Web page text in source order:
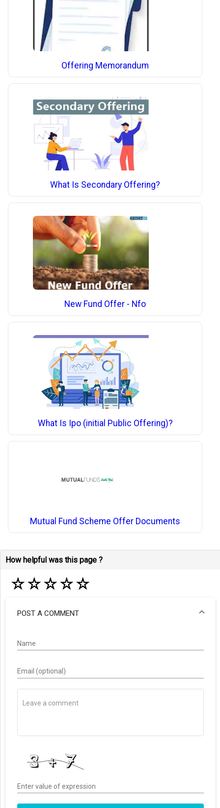
Offering Memorandum
What Is Secondary Offering?
New Fund Offer - Nfo
What Is Ipo (initial Public Offering)?
Mutual Fund Scheme Offer Documents
How helpful was this page ?
☆☆☆☆☆
POST A COMMENT
Name
Email (optional)
Enter value of expression